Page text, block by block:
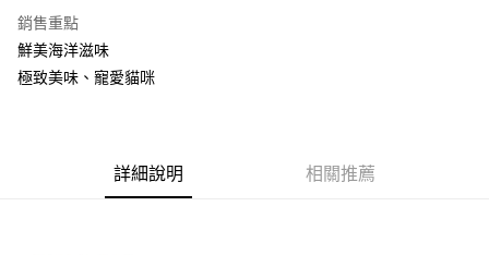
相關說明
【關於「AFTEE先享後付」】
AFTEE先享後付是「在收到商品之後才付款」的支付方式。 讓您購物簡單
便利好安心！
ATM付款
每筆NT$120，滿NT$1,200(含以上)免運費
銷售重點
鮮美海洋滋味
極致美味、寵愛貓咪
詳細說明 相關推薦